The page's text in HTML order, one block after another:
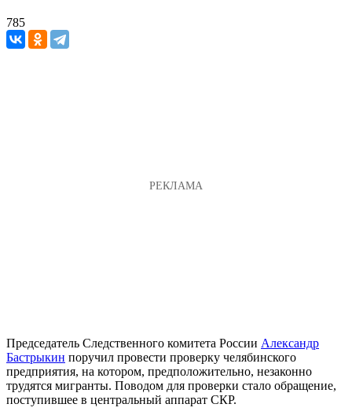
785
Председатель Следственного комитета России Александр
Бастрыкин поручил провести проверку челябинского
предприятия, на котором, предположительно, незаконно
трудятся мигранты. Поводом для проверки стало обращение,
поступившее в центральный аппарат СКР.